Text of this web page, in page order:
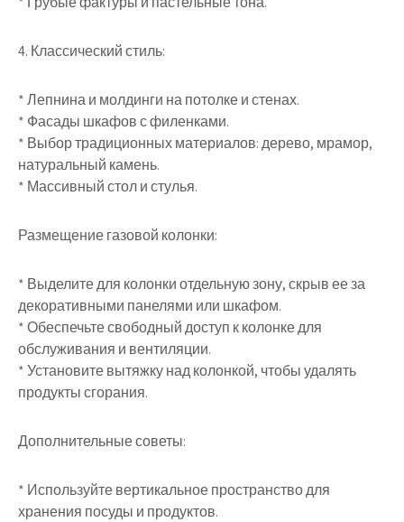
4. Классический стиль:
* Лепнина и молдинги на потолке и стенах.
* Фасады шкафов с филенками.
* Выбор традиционных материалов: дерево, мрамор,
натуральный камень.
* Массивный стол и стулья.
Размещение газовой колонки:
* Выделите для колонки отдельную зону, скрыв ее за
декоративными панелями или шкафом.
* Обеспечьте свободный доступ к колонке для
обслуживания и вентиляции.
* Установите вытяжку над колонкой, чтобы удалять
продукты сгорания.
Дополнительные советы:
* Используйте вертикальное пространство для
хранения посуды и продуктов.